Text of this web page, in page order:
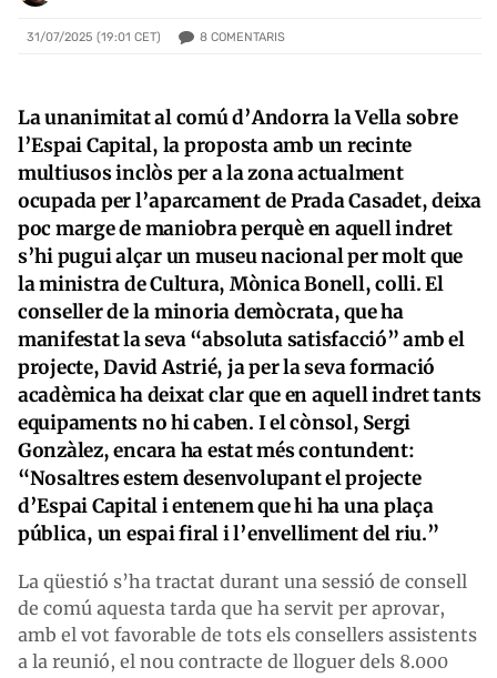
31/07/2025 (19:01 CET) 8 COMENTARIS
La unanimitat al comú d’Andorra la Vella sobre
l’Espai Capital, la proposta amb un recinte
multiusos inclòs per a la zona actualment
ocupada per l’aparcament de Prada Casadet, deixa
poc marge de maniobra perquè en aquell indret
s’hi pugui alçar un museu nacional per molt que
la ministra de Cultura, Mònica Bonell, colli. El
conseller de la minoria demòcrata, que ha
manifestat la seva “absoluta satisfacció” amb el
projecte, David Astrié, ja per la seva formació
acadèmica ha deixat clar que en aquell indret tants
equipaments no hi caben. I el cònsol, Sergi
Gonzàlez, encara ha estat més contundent:
“Nosaltres estem desenvolupant el projecte
d’Espai Capital i entenem que hi ha una plaça
pública, un espai firal i l’envelliment del riu.”
La qüestió s’ha tractat durant una sessió de consell
de comú aquesta tarda que ha servit per aprovar,
amb el vot favorable de tots els consellers assistents
a la reunió, el nou contracte de lloguer dels 8.000